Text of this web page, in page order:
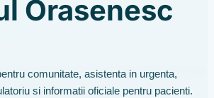
Orasenesc
comunitate, asistenta in urgenta,
si informatii oficiale pentru pacienti.